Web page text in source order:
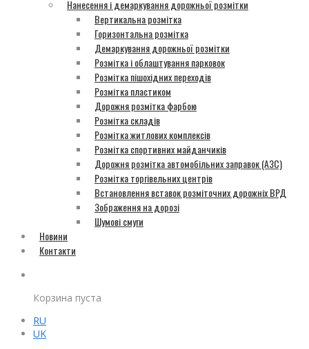
Нанесення і демаркування дорожньої розмітки
Вертикальна розмітка
Горизонтальна розмітка
Демаркування дорожньої розмітки
Розмітка і облаштування парковок
Розмітка пішохідних переходів
Розмітка пластиком
Дорожня розмітка фарбою
Розмітка складів
Розмітка житлових комплексів
Розмітка спортивних майданчиків
Дорожня розмітка автомобільних заправок (АЗС)
Розмітка торгівельних центрів
Встановлення вставок розміточних дорожніх ВРД
Зображення на дорозі
Шумові смуги
Новини
Контакти
Корзина пуста
RU
UK